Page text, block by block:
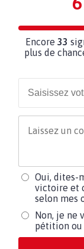
Encore 33
plus de
Oui, dites-
victoire et
selon mes
Non, je ne
pétition ou